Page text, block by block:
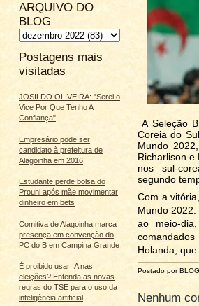
ARQUIVO DO
BLOG
Postagens mais
visitadas
JOSILDO OLIVEIRA: "Serei o
Vice Por Que Tenho A
Confiança"
Empresário pode ser
candidato à prefeitura de
Alagoinha em 2016
Estudante perde bolsa do
Prouni após mãe movimentar
dinheiro em bets
Comitiva de Alagoinha marca
presença em convenção do
PC do B em Campina Grande
É proibido usar IA nas
eleições? Entenda as novas
regras do TSE para o uso da
inteligência artificial
A Seleção
Coreia do
Mundo
Richarlison e
nos sul-
segundo
Com a
Mundo
ao meio-
Holanda,
Postado por
Nenhum